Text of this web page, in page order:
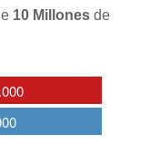
10 Millones de